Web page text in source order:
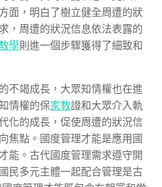
面，明白了樹立健全周遭的狀
，周遭的狀況信息依法表露的
學則進一個步驟獲得了細致和
不竭成長，大眾知情權也在進
情權的保家教證和大眾介入軌
化的成長，促使周遭的狀況信
焦點。國度管理才能是應用國
能。古代國度管理需求遵守開
民多元主體一起配合管理是古